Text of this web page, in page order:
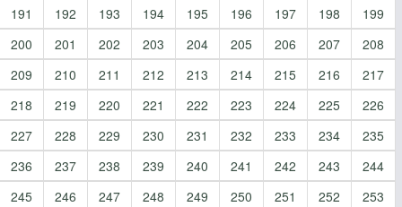
191
192 193 194 195 196 197 198
199
200
201 202 203 204 205 206 207
208
209
210 211 212 213 214 215 216
217
218
219 220 221 222 223 224 225
226
227
228 229 230 231 232 233 234
235
236
237 238 239 240 241 242 243
244
245
246 247 248 249 250 251 252 253